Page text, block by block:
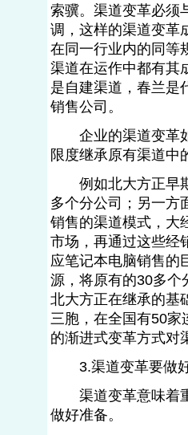
索骥。渠道变革必须
调，这样的渠道变革
在同一行业内的同等
渠道在运作中都有其
是自建渠道，春兰是
销售公司。
企业的渠道变革如
限度继承原有渠道中
例如北大方正早期
多个分公司；另一方
销售的渠道模式，大
市场，再通过这些经
应笔记本电脑销售的
源，将原有的30多个
北大方正在继承的
三胞，在全国有50
的渐进式变革方式对
3.渠道变革要做
渠道变革意味着重
做好准备。